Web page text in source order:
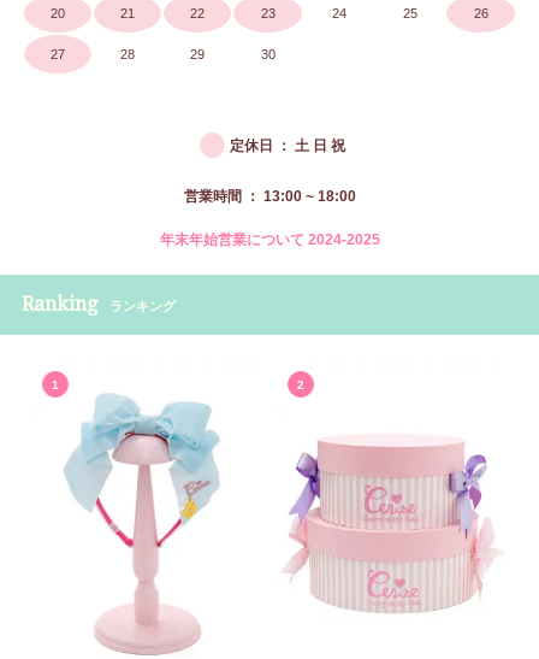
20 21 22 23 24 25 26
27 28 29 30
● 定休日 ： 土 日 祝
営業時間 ： 13:00 ~ 18:00
年末年始営業について 2024-2025
Ranking ランキング
1 2